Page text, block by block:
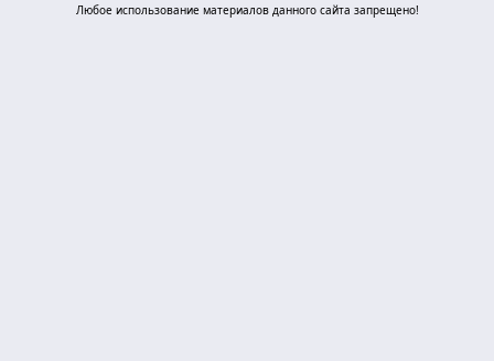
Любое использование материалов данного сайта запрещено!